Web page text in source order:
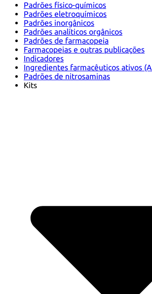
Padrões físico-químicos
Padrões eletroquímicos
Padrões inorgânicos
Padrões analíticos orgânicos
Padrões de farmacopeia
Farmacopeias e outras publicações
Indicadores
Ingredientes farmacêuticos ativos
Padrões de nitrosaminas
Kits